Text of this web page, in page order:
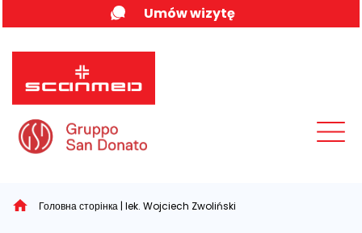
to
content
Umów wizytę
Головна сторінка | lek. Wojciech Zwoliński